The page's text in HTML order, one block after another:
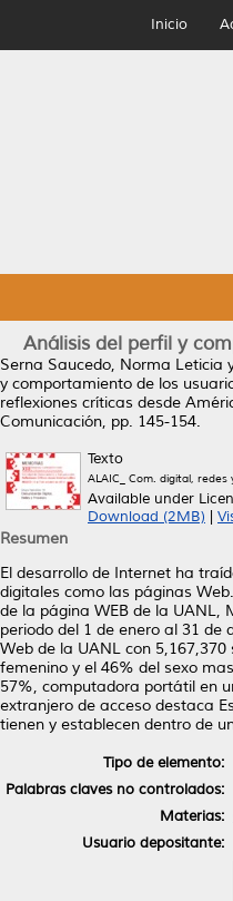
Inicio
Análisis del perfil y
Serna Saucedo, Norma Leticia
y comportamiento de los
reflexiones críticas desde
Comunicación, pp. 145-154.
Texto
ALAIC_ Com. digital, redes
Available under
Download (2MB)
Resumen
El desarrollo de Internet ha
digitales como las páginas
de la página WEB de la UANL,
periodo del 1 de enero al 31 de
Web de la UANL con
femenino y el 46% del sexo
57%, computadora portátil en
extranjero de acceso destaca
tienen y establecen dentro de
Tipo de elemento:
Palabras claves no controlados:
Materias:
Usuario depositante: